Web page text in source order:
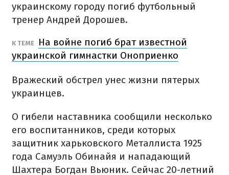
украинскому городу погиб футбольный
тренер Андрей Дорошев.
К ТЕМЕ
На войне погиб брат известной
украинской гимнастки Оноприенко
Вражеский обстрел унес жизни пятерых
украинцев.
О гибели наставника сообщили несколько
его воспитанников, среди которых
защитник харьковского Металлиста 1925
года Самуэль Обинайя и нападающий
Шахтера Богдан Вьюник. Сейчас 20-летний